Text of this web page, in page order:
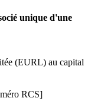
unique d'une
(EURL) au capital
RCS]